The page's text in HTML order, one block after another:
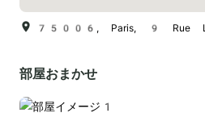
75006, Paris, 9 Rue
部屋おまかせ